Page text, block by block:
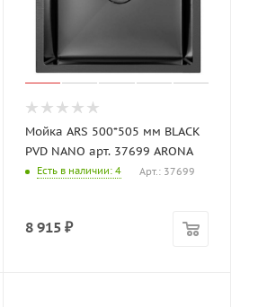
Мойка ARS 500*505 мм BLACK
PVD NANO арт. 37699 ARONA
Есть в наличии: 4 Арт.: 37699
8 915 ₽